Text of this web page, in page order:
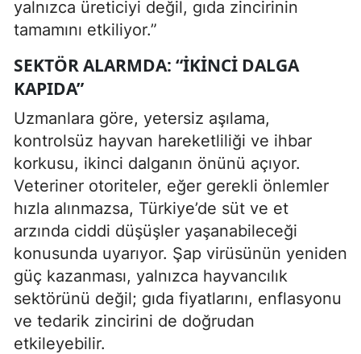
yalnızca üreticiyi değil, gıda zincirinin
tamamını etkiliyor.”
SEKTÖR ALARMDA: “İKINCI DALGA
KAPIDA”
Uzmanlara göre, yetersiz aşılama,
kontrolsüz hayvan hareketliliği ve ihbar
korkusu, ikinci dalganın önünü açıyor.
Veteriner otoriteler, eğer gerekli önlemler
hızla alınmazsa, Türkiye’de süt ve et
arzında ciddi düşüşler yaşanabileceği
konusunda uyarıyor. Şap virüsünün yeniden
güç kazanması, yalnızca hayvancılık
sektörünü değil; gıda fiyatlarını, enflasyonu
ve tedarik zincirini de doğrudan
etkileyebilir.